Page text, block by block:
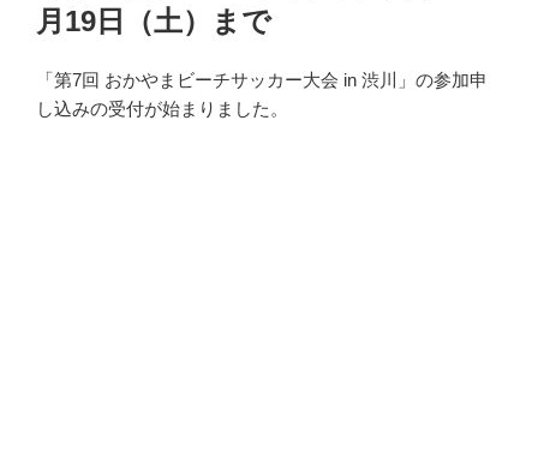
月19日（土）まで
「第7回 おかやまビーチサッカー大会 in 渋川」の参加申
し込みの受付が始まりました。